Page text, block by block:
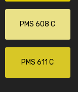
PMS 608 C
PMS 611 C